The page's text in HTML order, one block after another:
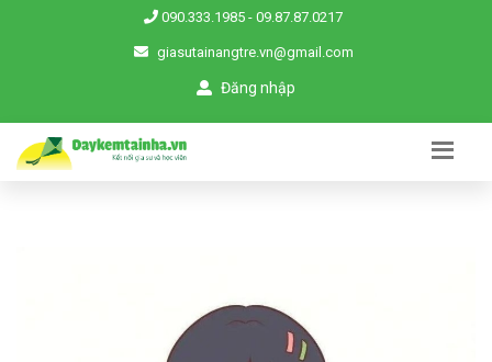
090.333.1985 - 09.87.87.0217
giasutainangtre.vn@gmail.com
Đăng nhập